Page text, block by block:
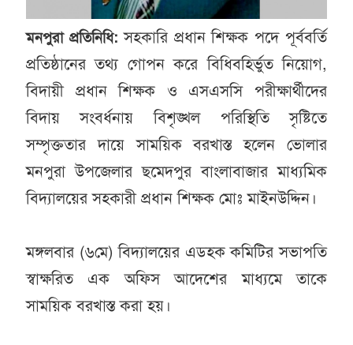
মনপুরা প্রতিনিধি:সহকারি প্রধান শিক্ষক পদে পূর্ববর্তি
প্রতিষ্ঠানের তথ্য গোপন করে বিধিবহির্ভুত নিয়োগ,
বিদায়ী প্রধান শিক্ষক ও এসএসসি পরীক্ষার্থীদের
বিদায় সংবর্ধনায় বিশৃঙ্খল পরিস্থিতি সৃষ্টিতে
সম্পৃক্ততার দায়ে সাময়িক বরখাস্ত হলেন ভোলার
মনপুরা উপজেলার ছমেদপুর বাংলাবাজার মাধ্যমিক
বিদ্যালয়ের সহকারী প্রধান শিক্ষক মোঃ মাইনউদ্দিন।
মঙ্গলবার (৬মে) বিদ্যালয়ের এডহক কমিটির সভাপতি
স্বাক্ষরিত এক অফিস আদেশের মাধ্যমে তাকে
সাময়িক বরখাস্ত করা হয়।